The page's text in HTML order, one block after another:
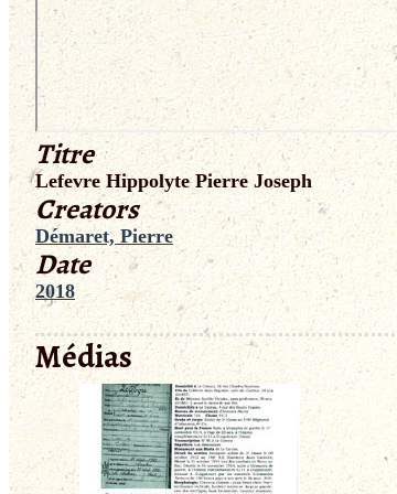
Titre
Lefevre Hippolyte Pierre Joseph
Creators
Démaret, Pierre
Date
2018
Médias